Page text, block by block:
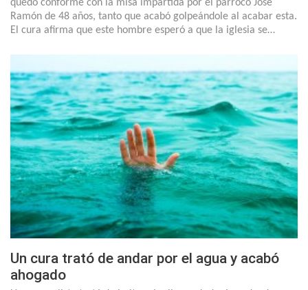
quedó conforme con la misa impartida por el párroco José
Ramón de 48 años, tanto que acabó golpeándole al acabar esta.
El cura afirma que este hombre esperó a que la iglesia se…
Un cura trató de andar por el agua y acabó
ahogado